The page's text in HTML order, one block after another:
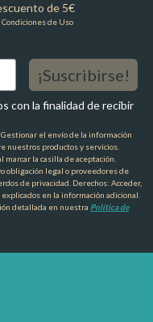
de 5€
de Uso
¡Suscribirse!
con la finalidad de recibir
el envío de la información
nuestros productos y servicios.
la casilla de aceptación.
obligación legal o proveedores de
de privacidad. Derechos: Acceder,
en la información adicional.
detallada en nuestra Política de